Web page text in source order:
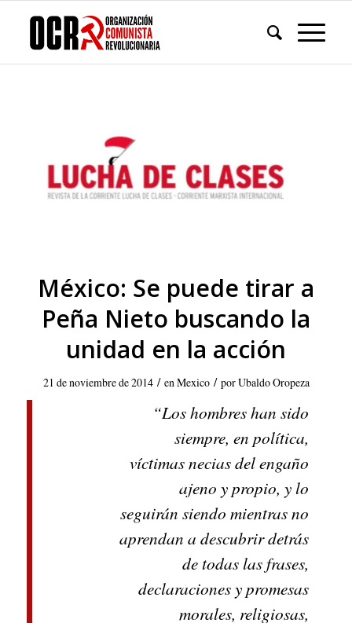
México: Se puede tirar a
Peña Nieto buscando la
unidad en la acción
21 de noviembre de 2014 / en Mexico / porUbaldo Oropeza
“Los hombres han sido
siempre, en política,
víctimas necias del engaño
ajeno y propio, y lo
seguirán siendo mientras no
aprendan a descubrir detrás
de todas las frases,
declaraciones y promesas
morales, religiosas,